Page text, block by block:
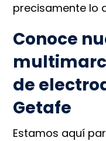
precisamente lo
Conoce
de
Getafe
Estamos aquí